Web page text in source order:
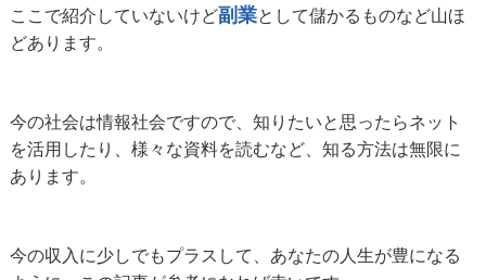
ここで紹介していないけど副業として儲かるものなど山ほ
どあります。
今の社会は情報社会ですので、知りたいと思ったらネット
を活用したり、様々な資料を読むなど、知る方法は無限に
あります。
今の収入に少しでもプラスして、あなたの人生が豊になる